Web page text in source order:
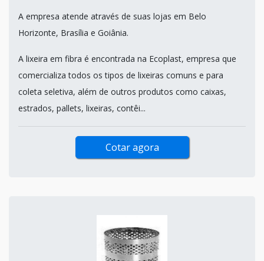
A empresa atende através de suas lojas em Belo
Horizonte, Brasília e Goiânia.
A lixeira em fibra é encontrada na Ecoplast, empresa que
comercializa todos os tipos de lixeiras comuns e para
coleta seletiva, além de outros produtos como caixas,
estrados, pallets, lixeiras, contêi...
Cotar agora